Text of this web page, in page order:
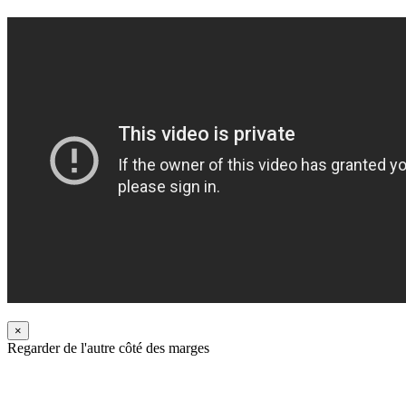
×
Regarder de l'autre côté des marges